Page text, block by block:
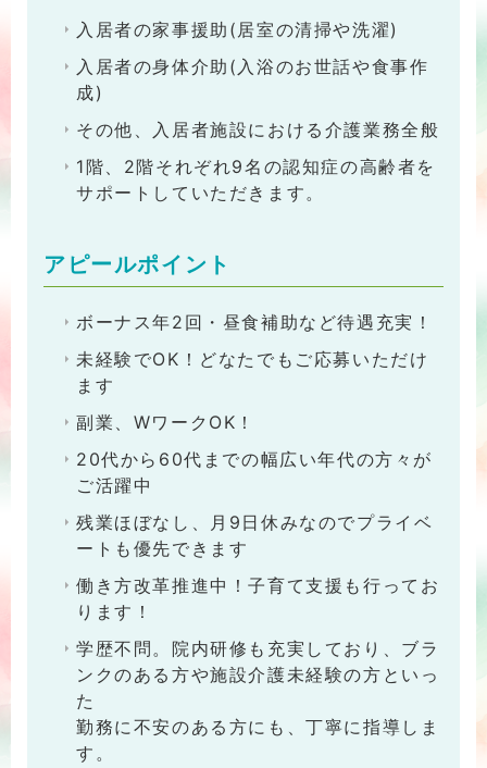
入居者の家事援助(居室の清掃や洗濯)
入居者の身体介助(入浴のお世話や食事作
成)
その他、入居者施設における介護業務全般
1階、2階それぞれ9名の認知症の高齢者を
サポートしていただきます。
アピールポイント
ボーナス年2回・昼食補助など待遇充実！
未経験でOK！どなたでもご応募いただけ
ます
副業、WワークOK！
20代から60代までの幅広い年代の方々が
ご活躍中
残業ほぼなし、月9日休みなのでプライベ
ートも優先できます
働き方改革推進中！子育て支援も行ってお
ります！
学歴不問。院内研修も充実しており、ブラ
ンクのある方や施設介護未経験の方といっ
た
勤務に不安のある方にも、丁寧に指導しま
す。